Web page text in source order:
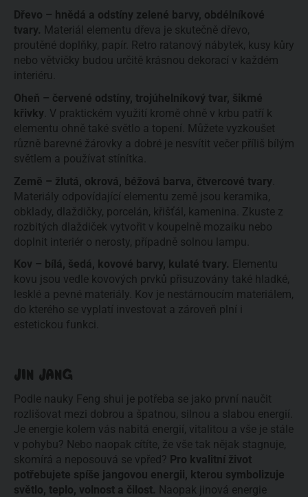
Dřevo – hnědá a odstíny zelené barvy, obdélníkové
tvary. Materiál elementu dřeva je skutečně dřevo,
proutěné doplňky, papír. Retro ratanový nábytek, kusy kůry
nebo větvičky budou určitě krásnou dekorací v každém
interiéru.
Oheň – červené odstíny, trojúhelníkový tvar, šikmé
křivky . V praktickém využití kromě ohně v krbu patří k
elementu ohně také světlo a topení. Můžete vyzkoušet
různě barevné žárovky a dobré je nesvítit večer příliš bílým
světlem a používat stínítka.
Země – žlutá, okrová, béžová barva, čtvercové tvary
Materiály odpovídající elementu země jsou keramika,
obklady, dlaždičky, porcelán, křišťál, kamenina. Zkuste z
rozbitých dlaždiček vytvořit v koupelně mozaiku nebo
doplnit interiér o nerosty, případně solnou lampu.
Kov – bílá, šedá, kovové barvy, kulaté tvary. Elementu
kovu jsou vedle kovových prvků přisuzovány také hladké,
lesklé a pevné materiály. Kov je nestárnoucím materiálem,
do kterého se vyplatí investovat a zároveň plní i
estetickou funkci.
JIN JANG
Podle nauky Feng shui je potřeba se jako první naučit
rozlišovat mezi dobrou a špatnou, silnou a slabou energií.
Je energie kolem vás nabitá energií, vitalitou a vše je stále
v pohybu? Nebo naopak cítíte, že vše tak nějak stagnuje,
skomírá a neposouvá se vpřed? Pro kvalitní život
potřebujete spíše jangovou energii, kterou symbolizuje
světlo, teplo, volnost a čilost. Naopak jinová energie